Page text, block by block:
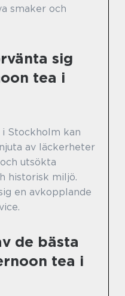
smaker och
sig
tea i
Stockholm kan
av läckerheter
utsökta
historisk miljö.
en avkopplande
de bästa
tea i